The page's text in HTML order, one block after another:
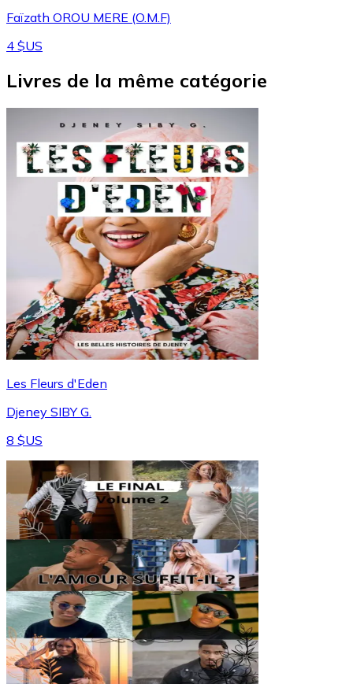
Faïzath OROU MERE (O.M.F)
4 $US
Livres de la même catégorie
Les Fleurs d'Eden
Djeney SIBY G.
8 $US